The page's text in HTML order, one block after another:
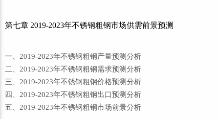
第七章 2019-2023年不锈钢粗钢市场供需前景预测
一、2019-2023年不锈钢粗钢产量预测分析
二、2019-2023年不锈钢粗钢需求预测分析
三、2019-2023年不锈钢粗钢价格预测分析
四、2019-2023年不锈钢粗钢出口预测分析
五、2019-2023年不锈钢粗钢市场前景分析